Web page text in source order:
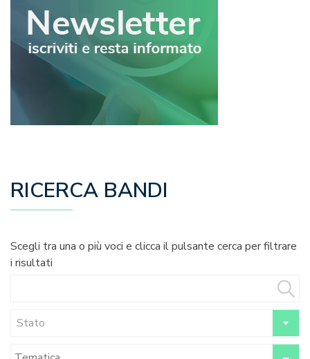
RICERCA BANDI
Scegli tra una o più voci e clicca il pulsante cerca per filtrare
i risultati
Stato